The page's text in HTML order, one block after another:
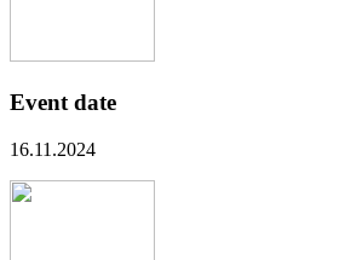
Event date
16.11.2024